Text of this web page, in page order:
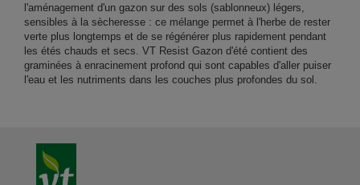
l'aménagement d'un gazon sur des sols (sablonneux) légers,
sensibles à la sècheresse : ce mélange permet à l'herbe de rester
verte plus longtemps et de se régénérer plus rapidement pendant
les étés chauds et secs. VT Resist Gazon d'été contient des
graminées à enracinement profond qui sont capables d'aller puiser
l'eau et les nutriments dans les couches plus profondes du sol.